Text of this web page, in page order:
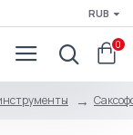
RUB
0